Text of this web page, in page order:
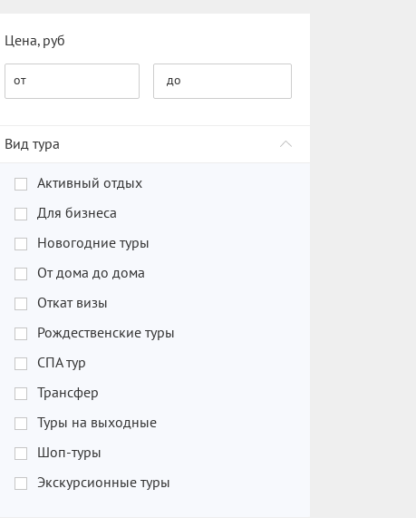
Цена, руб
от до
Вид тура
Активный отдых
Для бизнеса
Новогодние туры
От дома до дома
Откат визы
Рождественские туры
СПА тур
Трансфер
Туры на выходные
Шоп-туры
Экскурсионные туры